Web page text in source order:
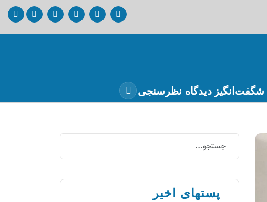
شگفت‌انگیز دیدگاه نظرسنجی
پستهای اخیر